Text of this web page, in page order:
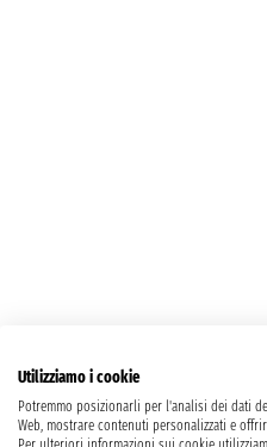
Utilizziamo i cookie
Potremmo posizionarli per l'analisi dei dati
Web, mostrare contenuti personalizzati e